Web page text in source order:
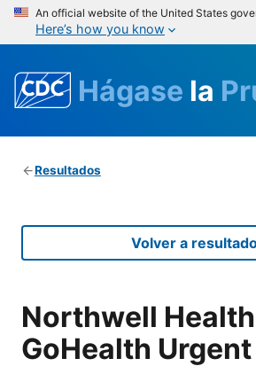
An official website of the United States
Here’s how you know
Hágase la
Resultados
Volver a
Northwell
GoHealth